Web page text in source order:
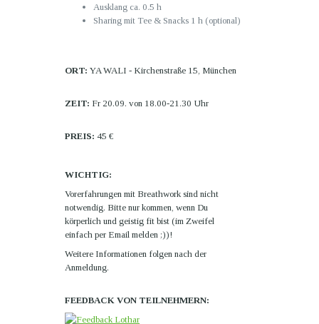
Ausklang ca. 0.5 h
Sharing mit Tee & Snacks 1 h (optional)
ORT: YA WALI - Kirchenstraße 15, München
ZEIT: Fr 20.09. von 18.00-21.30 Uhr
PREIS: 45 €
WICHTIG:
Vorerfahrungen mit Breathwork sind nicht
notwendig. Bitte nur kommen, wenn Du
körperlich und geistig fit bist (im Zweifel
einfach per Email melden ;))!
Weitere Informationen folgen nach der
Anmeldung.
FEEDBACK VON TEILNEHMERN: